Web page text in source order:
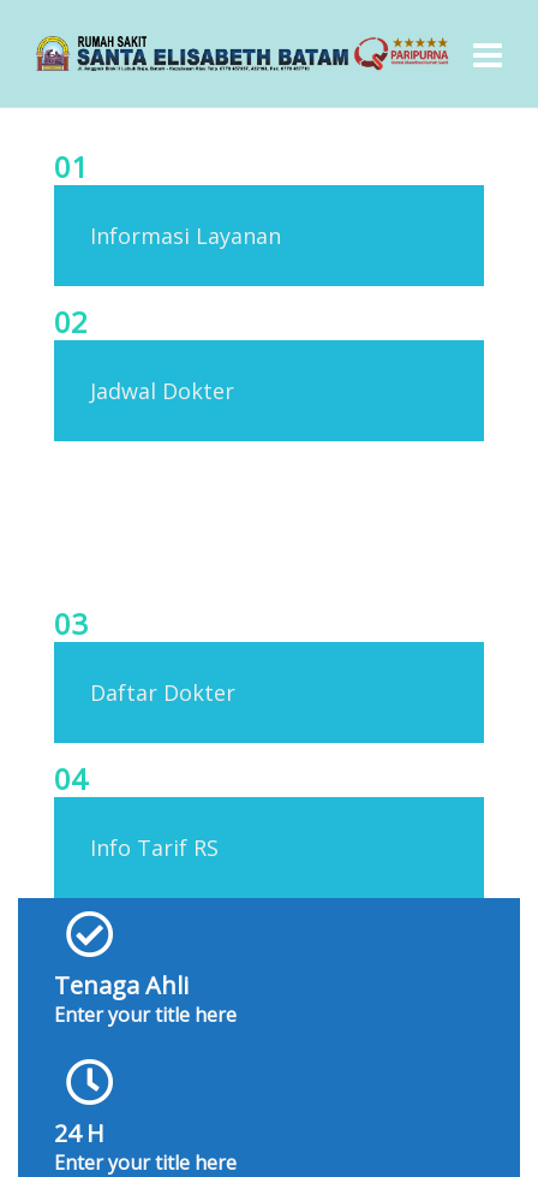
01
Informasi Layanan
02
Jadwal Dokter
03
Daftar Dokter
04
Info Tarif RS
Tenaga Ahli
Enter your title here
24 H
Enter your title here